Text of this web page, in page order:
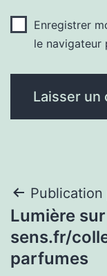
Enregistrer
le navigateur
de
l’article
Lumière
sens.fr/
parfumes